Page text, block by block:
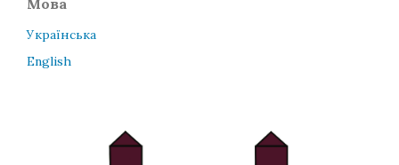
Мова
Українська
English